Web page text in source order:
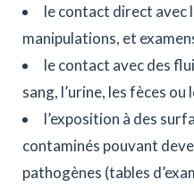
le contact direct avec
manipulations, et
le contact avec des
sang, l’urine, les fèces
l’exposition à des
contaminés pouvant
pathogènes (tables